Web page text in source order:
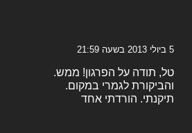
5 ביולי 2013 בשעה 21:59
טל, תודה על הפרגון! ממש.
והביקורת לגמרי במקום.
תיקנתי. הורדתי אחד